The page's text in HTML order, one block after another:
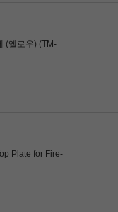
(옐로우) (TM-
Plate for Fire-